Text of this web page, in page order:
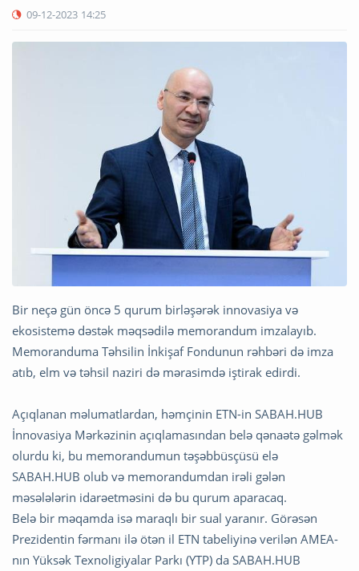
09-12-2023 14:25
Bir neçə gün öncə 5 qurum birləşərək innovasiya və
ekosistemə dəstək məqsədilə memorandum imzalayıb.
Memoranduma Təhsilin İnkişaf Fondunun rəhbəri də imza
atıb, elm və təhsil naziri də mərasimdə iştirak edirdi.
Açıqlanan məlumatlardan, həmçinin ETN-in SABAH.HUB
İnnovasiya Mərkəzinin açıqlamasından belə qənaətə gəlmək
olurdu ki, bu memorandumun təşəbbüsçüsü elə
SABAH.HUB olub və memorandumdan irəli gələn
məsələlərin idarəetməsini də bu qurum aparacaq.
Belə bir məqamda isə maraqlı bir sual yaranır. Görəsən
Prezidentin fərmanı ilə ötən il ETN tabeliyinə verilən AMEA-
nın Yüksək Texnoligiyalar Parkı (YTP) da SABAH.HUB